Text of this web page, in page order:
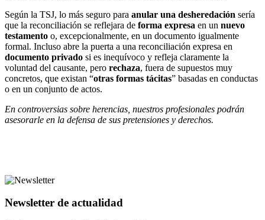
Según la TSJ, lo más seguro para anular una desheredación sería
que la reconciliación se reflejara de forma expresa en un nuevo
testamento o, excepcionalmente, en un documento igualmente
formal. Incluso abre la puerta a una reconciliación expresa en
documento privado si es inequívoco y refleja claramente la
voluntad del causante, pero rechaza, fuera de supuestos muy
concretos, que existan “otras formas tácitas” basadas en conductas
o en un conjunto de actos.
En controversias sobre herencias, nuestros profesionales podrán
asesorarle en la defensa de sus pretensiones y derechos.
Newsletter de actualidad